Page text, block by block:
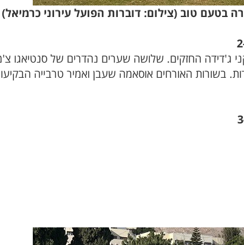
בטעם טוב (צילום: דוברות הפועל עירוני כרמיאל)
ג'דידה החזקים. שלושה שערים נהדרים של סנטיאגו
בשורות האורחים אוסאמה שעבן ואמיר טרבייה